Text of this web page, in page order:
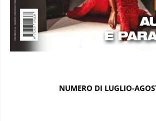
NUMERO DI LUGLIO-